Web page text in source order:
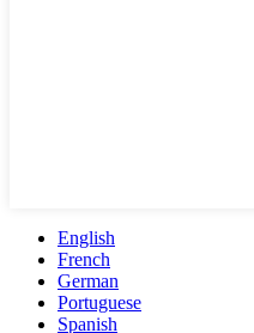
English
French
German
Portuguese
Spanish